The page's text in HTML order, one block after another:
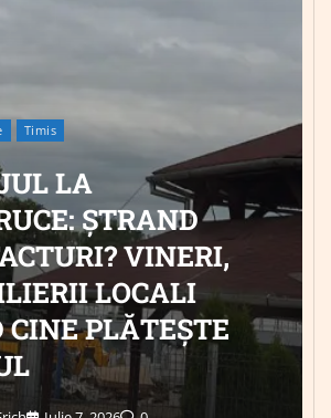
Timis
LA
ȘTRAND
VINERI,
LOCALI
CINE PLĂTEȘTE